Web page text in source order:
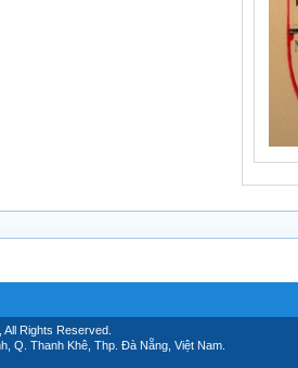
Rights Reserved.
Q. Thanh Khê, Thp. Đà Nẵng, Việt Nam.